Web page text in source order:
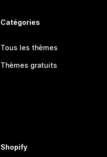
Catégories
Tous les thèmes
Thèmes gratuits
Shopify